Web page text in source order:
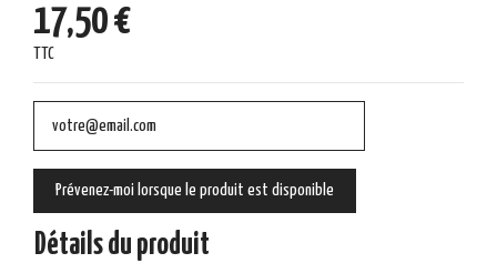
17,50 €
TTC
Détails du produit